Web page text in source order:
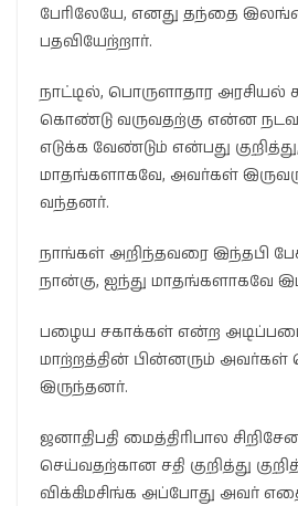
பேரிலேயே, எனது தந்தை
பதவியேற்றார்.
நாட்டில், பொருளாதார அரசியல்
கொண்டு வருவதற்கு என்ன
எடுக்க வேண்டும் என்பது
மாதங்களாகவே, அவர்கள்
வந்தனர்.
நாங்கள் அறிந்தவரை இந்தபி
நான்கு, ஐந்து மாதங்களாகவே
பழைய சகாக்கள் என்ற
மாற்றத்தின் பின்னரும் அவர்கள்
இருந்தனர்.
ஜனாதிபதி மைத்திரிபால
செய்வதற்கான சதி குறித்து
விக்கிமசிங்க அப்போது அவர்